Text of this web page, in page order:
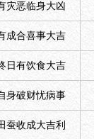
灾恶临身大凶
成合喜事大吉
日有饮食大吉
身破财忧病事
蚕收成大吉利